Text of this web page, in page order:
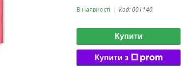
В наявності Код:001140
Купити
Купити з